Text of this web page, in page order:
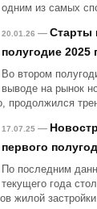
одним из самых
20.01.26 — Старты
полугодие 2025
Во втором
выводе на рынок
продолжился
17.07.25 —
первого
По последним
текущего года
жилой